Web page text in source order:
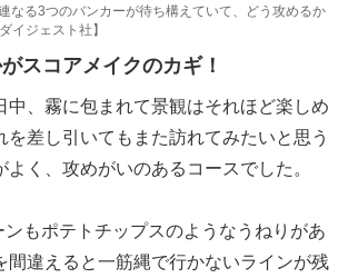
なる3つのバンカーが待ち構えていて、どう攻めるか
イジェスト社】
スコアメイクのカギ！
、霧に包まれて景観はそれほど楽しめ
を差し引いてもまた訪れてみたいと思う
く、攻めがいのあるコースでした。
もポテトチップスのようなうねりがあ
間違えると一筋縄で行かないラインが残